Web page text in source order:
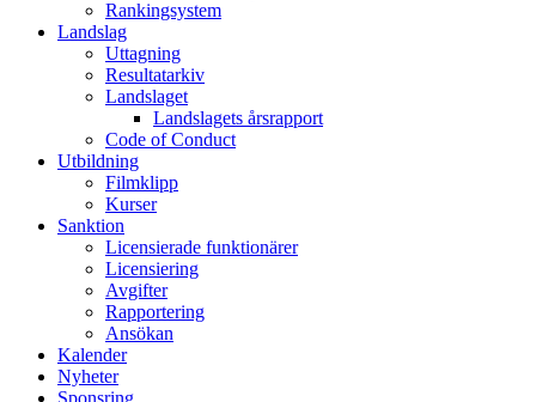
Rankingsystem
Landslag
Uttagning
Resultatarkiv
Landslaget
Landslagets årsrapport
Code of Conduct
Utbildning
Filmklipp
Kurser
Sanktion
Licensierade funktionärer
Licensiering
Avgifter
Rapportering
Ansökan
Kalender
Nyheter
Sponsring